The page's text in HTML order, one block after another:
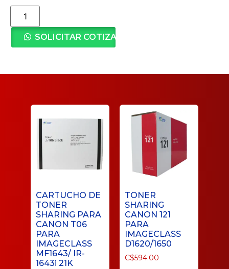
SOLICITAR COTIZACIÓN
CARTUCHO DE
TONER
SHARING PARA
CANON T06
PARA
IMAGECLASS
MF1643/ IR-
1643i 21K
TONER
SHARING
CANON 121
PARA
IMAGECLASS
D1620/1650
C$594.00